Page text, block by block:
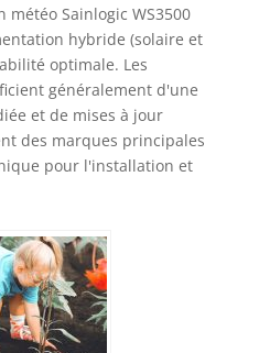
Sainlogic WS3500
hybride (solaire et
optimale. Les
généralement d'une
et de mises à jour
des marques principales
pour l'installation et